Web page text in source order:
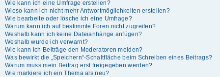
Wie kann ich eine Umfrage erstellen?
Wieso kann ich nicht mehr Antwortmöglichkeiten erstellen?
Wie bearbeite oder lösche ich eine Umfrage?
Warum kann ich auf bestimmte Foren nicht zugreifen?
Weshalb kann ich keine Dateianhänge anfügen?
Weshalb wurde ich verwarnt?
Wie kann ich Beiträge den Moderatoren melden?
Was bewirkt die „Speichern“-Schaltfläche beim Schreiben eines Beitrags?
Warum muss mein Beitrag erst freigegeben werden?
Wie markiere ich ein Thema als neu?